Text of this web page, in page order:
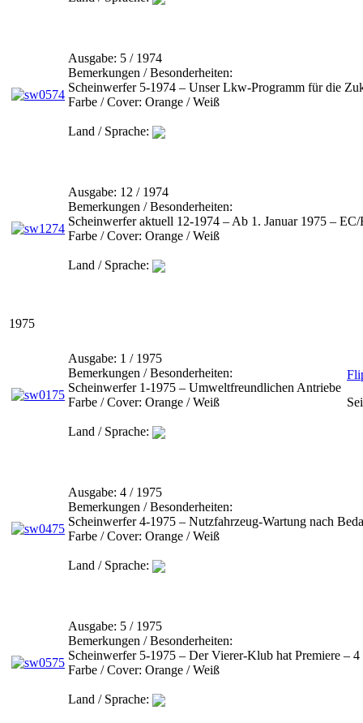
Ausgabe: 5 / 1974
Bemerkungen / Besonderheiten:
Scheinwerfer 5-1974 – Unser Lkw-Programm für die
Farbe / Cover: Orange / Weiß
Land / Sprache:
Ausgabe: 12 / 1974
Bemerkungen / Besonderheiten:
Scheinwerfer aktuell 12-1974 – Ab 1. Januar 1975 –
Farbe / Cover: Orange / Weiß
Land / Sprache:
1975
Ausgabe: 1 / 1975
Bemerkungen / Besonderheiten:
Scheinwerfer 1-1975 – Umweltfreundlichen Antriebe
Farbe / Cover: Orange / Weiß
Land / Sprache:
Ausgabe: 4 / 1975
Bemerkungen / Besonderheiten:
Scheinwerfer 4-1975 – Nutzfahrzeug-Wartung nach
Farbe / Cover: Orange / Weiß
Land / Sprache:
Ausgabe: 5 / 1975
Bemerkungen / Besonderheiten:
Scheinwerfer 5-1975 – Der Vierer-Klub hat Premiere –
Farbe / Cover: Orange / Weiß
Land / Sprache: